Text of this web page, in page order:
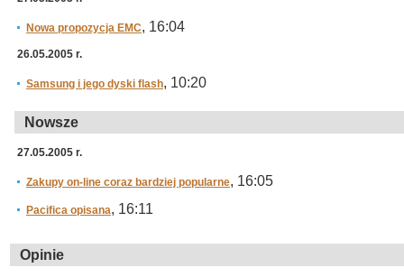
Nowa propozycja EMC, 16:04
26.05.2005 r.
Samsung i jego dyski flash, 10:20
Nowsze
27.05.2005 r.
Zakupy on-line coraz bardziej popularne, 16:05
Pacifica opisana, 16:11
Opinie